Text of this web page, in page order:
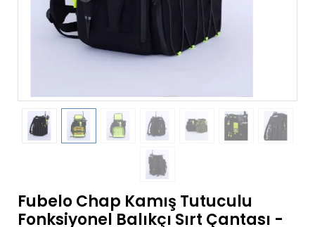
Fubelo Chap Kamış Tutuculu
Fonksiyonel Balıkçı Sırt Çantası -